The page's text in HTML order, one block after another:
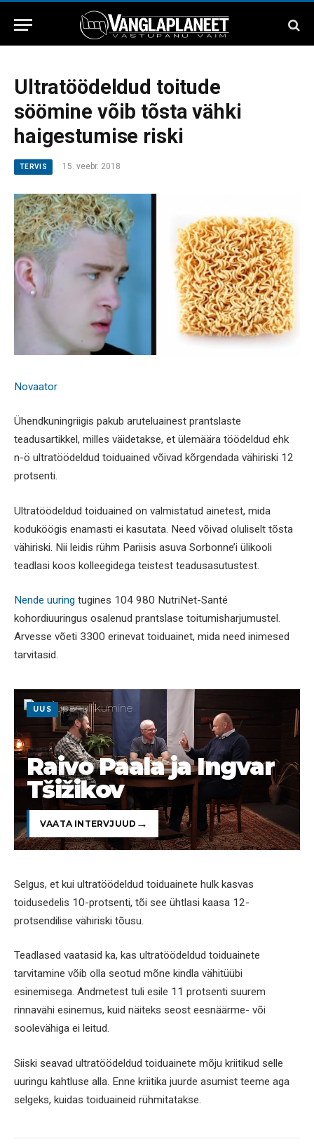
Ultratöödeldud toitude
söömine võib tõsta vähki
haigestumise riski
TERVIS 15. veebr. 2018
Novaator
Ühendkuningriigis pakub aruteluainest prantslaste
teadusartikkel, milles väidetakse, et ülemäära töödeldud ehk
n-ö ultratöödeldud toiduained võivad kõrgendada vähiriski 12
protsenti.
Ultratöödeldud toiduained on valmistatud ainetest, mida
koduköögis enamasti ei kasutata. Need võivad oluliselt tõsta
vähiriski. Nii leidis rühm Pariisis asuva Sorbonne’i ülikooli
teadlasi koos kolleegidega teistest teadusasutustest.
Nende uuring tugines 104 980 NutriNet-Santé
kohordiuuringus osalenud prantslase toitumisharjumustel.
Arvesse võeti 3300 erinevat toiduainet, mida need inimesed
tarvitasid.
UUS
Raivo Paala ja Ingvar
Tšižikov
VAATA INTERVJUUD
Selgus, et kui ultratöödeldud toiduainete hulk kasvas
toidusedelis 10-protsenti, tõi see ühtlasi kaasa 12-
protsendilise vähiriski tõusu.
Teadlased vaatasid ka, kas ultratöödeldud toiduainete
tarvitamine võib olla seotud mõne kindla vähitüübi
esinemisega. Andmetest tuli esile 11 protsenti suurem
rinnavähi esinemus, kuid näiteks seost eesnäärme- või
soolevähiga ei leitud.
Siiski seavad ultratöödeldud toiduainete mõju kriitikud selle
uuringu kahtluse alla. Enne kriitika juurde asumist teeme aga
selgeks, kuidas toiduaineid rühmitatakse.